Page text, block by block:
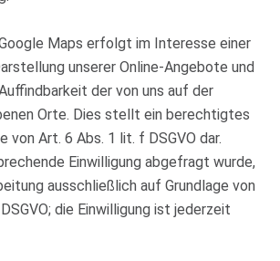
Maps erfolgt im Interesse einer
unserer Online-Angebote und
der von uns auf der
Orte. Dies stellt ein berechtigtes
von Art. 6 Abs. 1 lit. f DSGVO dar.
Einwilligung abgefragt wurde,
ausschließlich auf Grundlage von
die Einwilligung ist jederzeit